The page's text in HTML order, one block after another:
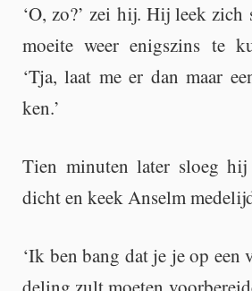
‘O, zo?’ zei hij. Hij leek zich
moei­te weer enigs­zins te
‘Tja, laat me er dan maar
ken.’
Tien mi­nu­ten later sloeg
dicht en keek An­selm
‘Ik ben bang dat je je op een